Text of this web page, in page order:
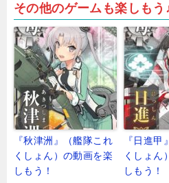
その他のゲームも楽しもう
『秋津洲』（艦隊これ
くしょん）の動画を楽
しもう！
『日進甲
くしょん
しもう！